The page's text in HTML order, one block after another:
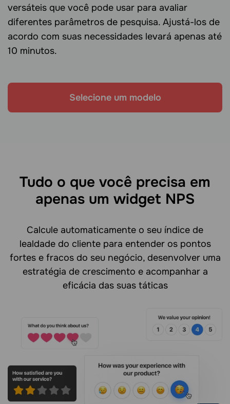
versáteis que você pode usar para avaliar
diferentes parâmetros de pesquisa. Ajustá-los de
acordo com suas necessidades levará apenas até
10 minutos.
Selecione um modelo
Tudo o que você precisa em
apenas um widget NPS
Calcule automaticamente o seu índice de
lealdade do cliente para entender os pontos
fortes e fracos do seu negócio, desenvolver uma
estratégia de crescimento e acompanhar a
eficácia das suas táticas